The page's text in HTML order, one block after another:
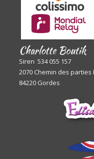
Charlotte Boutik
Siren 534 055 157
2070 Chemin des
84220 Gordes